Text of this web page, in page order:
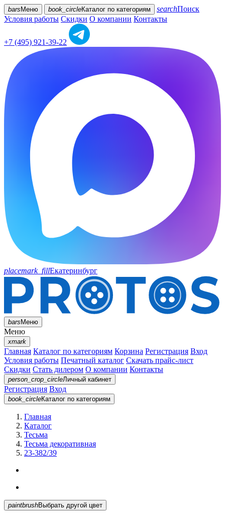
bars Меню book_circleКаталог по категориям searchПоиск
Условия работы Скидки О компании Контакты
+7 (495) 921-39-22
placemark_fillЕкатеринбург
barsМеню
Меню
xmark
Главная Каталог по категориям Корзина Регистрация Вход
Условия работы Печатный каталог Скачать прайс-лист
Скидки Стать дилером О компании Контакты
person_crop_circleЛичный кабинет
Регистрация Вход
book_circleКаталог по категориям
Главная
Каталог
Тесьма
Тесьма декоративная
23-382/39
paintbrush Выбрать другой цвет